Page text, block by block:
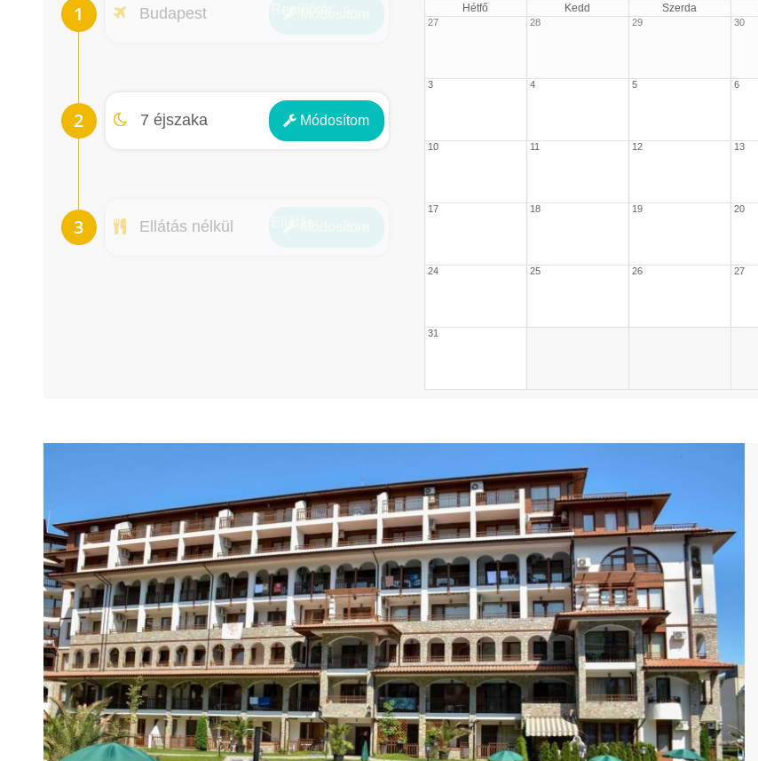
Budapest
7 éjszaka Módosítom
Éjszakák
Ellátás nélkül
Hétfő Kedd Szerda
27 28 29 30
3 4 5 6
10 11 12 13
17 18 19 20
24 25 26 27
31